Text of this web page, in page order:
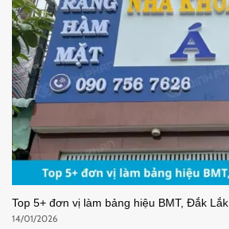
Top 5+ đơn vị làm bảng hiệu BMT, Đắk
14/01/2026